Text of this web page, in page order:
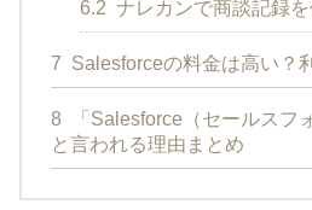
6.2 ナレカンで商談記録
7 Salesforceの料金は高い？
8
「Salesforce（セールスフ
と言われる理由まとめ